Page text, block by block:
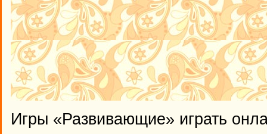
Игры «Развивающие» играть